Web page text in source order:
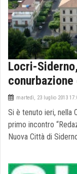
Locri-
martedì, 23 luglio 2013
Si è tenuto ieri, nella
primo incontro
Nuova Città di